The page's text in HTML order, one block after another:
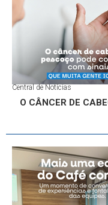
Central de Notícias
O CÂNCER DE